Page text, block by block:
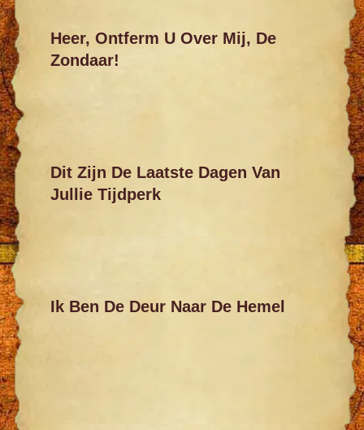
Heer, Ontferm U Over Mij, De
Zondaar!
Dit Zijn De Laatste Dagen Van
Jullie Tijdperk
Ik Ben De Deur Naar De Hemel